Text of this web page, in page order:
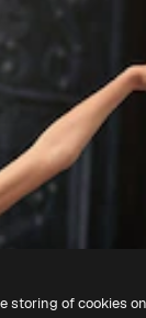
storing of cookies